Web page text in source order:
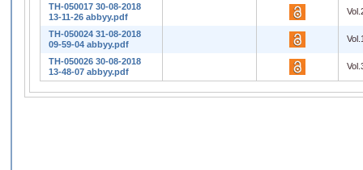
TH-050017 30-08-2018
13-11-26 abbyy.pdf
TH-050024 31-08-2018
09-59-04 abbyy.pdf
TH-050026 30-08-2018
13-48-07 abbyy.pdf